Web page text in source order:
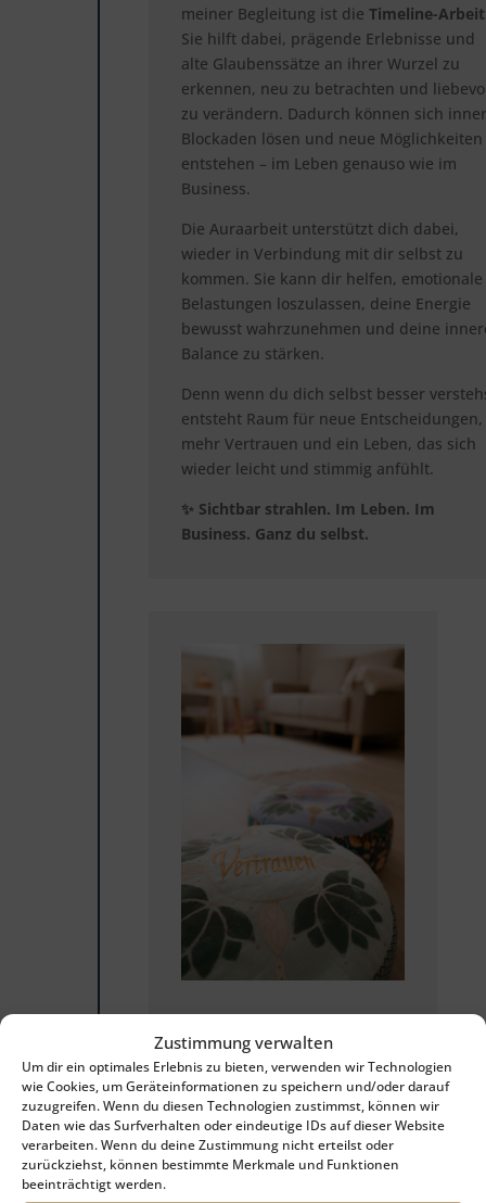
Zustimmung verwalten
Um dir ein optimales Erlebnis zu bieten, verwenden wir Technologien
wie Cookies, um Geräteinformationen zu speichern und/oder darauf
zuzugreifen. Wenn du diesen Technologien zustimmst, können wir
Daten wie das Surfverhalten oder eindeutige IDs auf dieser Website
verarbeiten. Wenn du deine Zustimmung nicht erteilst oder
zurückziehst, können bestimmte Merkmale und Funktionen
beeinträchtigt werden.
meiner Begleitung ist die Timeline-Arbeit
Sie hilft dabei, prägende Erlebnisse und
alte Glaubenssätze an ihrer Wurzel zu
erkennen, neu zu betrachten und
zu verändern. Dadurch können sich
Blockaden lösen und neue Möglichkeiten
entstehen – im Leben genauso wie im
Business.
Die Auraarbeit unterstützt dich dabei,
wieder in Verbindung mit dir selbst zu
kommen. Sie kann dir helfen, emotionale
Belastungen loszulassen, deine Energie
bewusst wahrzunehmen und deine
Balance zu stärken.
Denn wenn du dich selbst besser
entsteht Raum für neue Entscheidungen,
mehr Vertrauen und ein Leben, das sich
wieder leicht und stimmig anfühlt.
✨ Sichtbar strahlen. Im Leben. Im
Business. Ganz du selbst.
1:1 Begleitung
✨ Sichtbar
strahlen – dein
Business klar
leben & wachsen
lassen